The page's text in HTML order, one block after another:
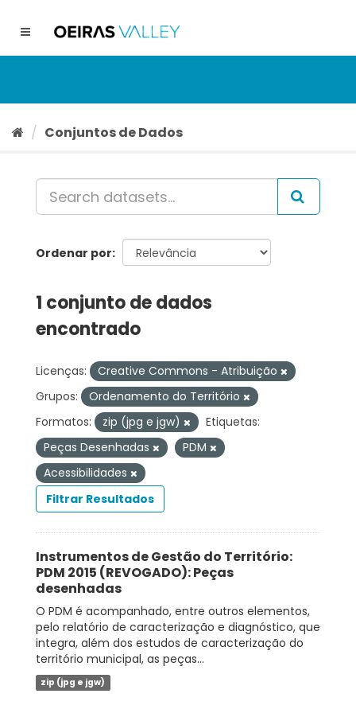
conteúdo
Toggle
Conjuntos de Dados
Ordenar por
1 conjunto de dados
encontrado
Licenças:
Creative Commons - Atribuição
Grupos:
Ordenamento do Território
Formatos:
zip (jpg e jgw)
Etiquetas:
Peças Desenhadas
PDM
Acessibilidades
Filtrar Resultados
Instrumentos de Gestão do Território:
PDM 2015 (REVOGADO): Peças
desenhadas
O PDM é acompanhado, entre outros elementos,
pelo relatório de caracterização e diagnóstico, que
integra, além dos estudos de caracterização do
território municipal, as peças...
zip (jpg e jgw)